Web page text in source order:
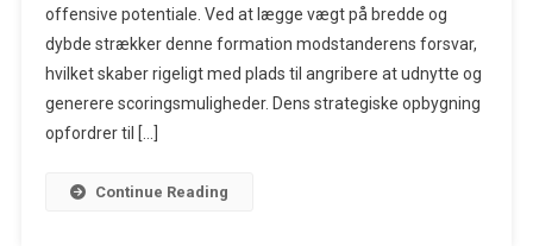
Bredde
Og
Dybde,
Strække
offensive potentiale. Ved at lægge vægt på bredde og
dybde strækker denne formation modstanderens forsvar,
hvilket skaber rigeligt med plads til angribere at udnytte og
generere scoringsmuligheder. Dens strategiske opbygning
opfordrer til […]
Continue Reading